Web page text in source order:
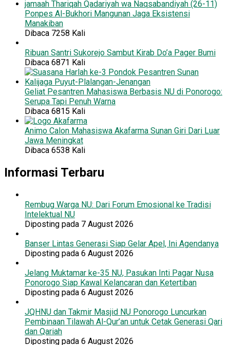
Ponpes Al-Bukhori Mangunan Jaga Eksistensi
Manakiban
Dibaca 7258 Kali
Ribuan Santri Sukorejo Sambut Kirab Do’a Pager Bumi
Dibaca 6871 Kali
Geliat Pesantren Mahasiswa Berbasis NU di Ponorogo:
Serupa Tapi Penuh Warna
Dibaca 6815 Kali
Animo Calon Mahasiswa Akafarma Sunan Giri Dari Luar
Jawa Meningkat
Dibaca 6538 Kali
Informasi Terbaru
Rembug Warga NU: Dari Forum Emosional ke Tradisi
Intelektual NU
Diposting pada 7 August 2026
Banser Lintas Generasi Siap Gelar Apel, Ini Agendanya
Diposting pada 6 August 2026
Jelang Muktamar ke-35 NU, Pasukan Inti Pagar Nusa
Ponorogo Siap Kawal Kelancaran dan Ketertiban
Diposting pada 6 August 2026
JQHNU dan Takmir Masjid NU Ponorogo Luncurkan
Pembinaan Tilawah Al-Qur’an untuk Cetak Generasi Qari
dan Qariah
Diposting pada 6 August 2026